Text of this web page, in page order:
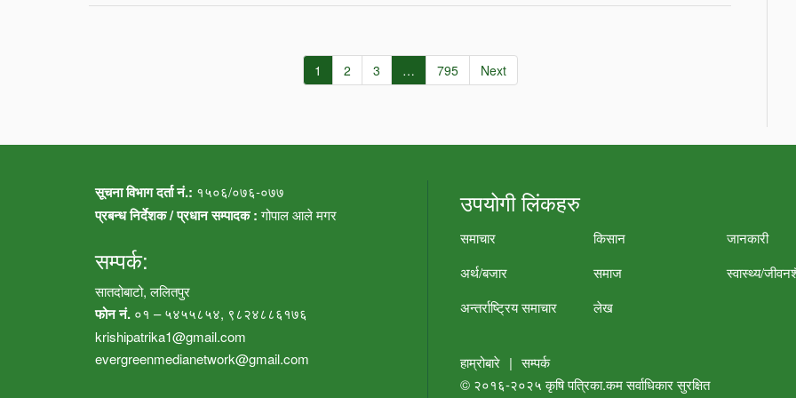
1 2 3 … 795 Next
सूचना विभाग दर्ता नं.: १५०६/०७६-०७७
प्रबन्ध निर्देशक / प्रधान सम्पादक :गोपाल आले मगर
सम्पर्क:
सातदोबाटो, ललितपुर
फोन नं. ०१ – ५४५५८५४, ९८२४८८६१७६
krishipatrika1@gmail.com
evergreenmedianetwork@gmail.com
उपयोगी लिंकहरु
समाचार किसान
जानकारी
अर्थ/बजार
समाज
स्वास्थ्य/
अन्तर्राष्ट्रिय समाचार
लेख
हाम्रोबारे | सम्पर्क
© २०१६-२०२५कृषि पत्रिका.कमसर्वाधिकार सुरक्षित